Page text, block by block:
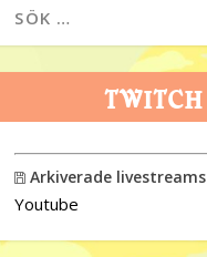
TWITCH
 Arkiverade livestreams
Youtube